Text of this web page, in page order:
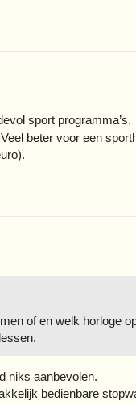
sport programma’s.
beter voor een
of en welk horloge
niks aanbevolen.
bedienbare